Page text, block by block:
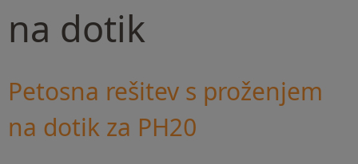
na dotik
Petosna rešitev s proženjem
na dotik za PH20